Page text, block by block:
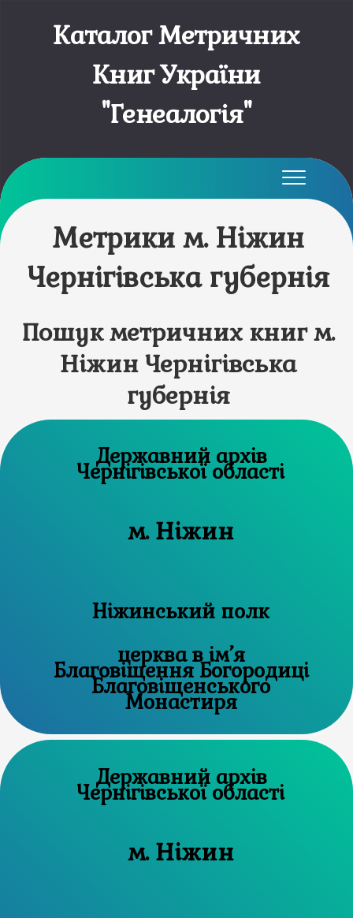
Каталог Метричних
Книг України
"Генеалогія"
Метрики м. Ніжин
Чернігівська губернія
Пошук метричних книг м.
Ніжин Чернігівська
губернія
Державний архів
Чернігівської області
м. Ніжин
Ніжинський полк
церква в ім’я
Благовіщення Богородиці
Благовіщенського
Монастиря
Державний архів
Чернігівської області
м. Ніжин